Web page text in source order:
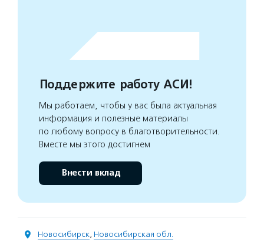
Поддержите работу АСИ!
Мы работаем, чтобы у вас была актуальная
информация и полезные материалы
по любому вопросу в благотворительности.
Вместе мы этого достигнем
Внести вклад
Новосибирск, Новосибирская обл.